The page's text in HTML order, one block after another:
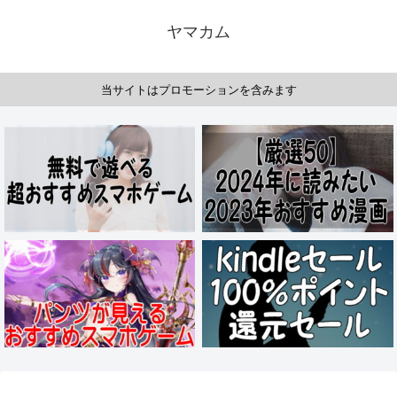
ヤマカム
当サイトはプロモーションを含みます